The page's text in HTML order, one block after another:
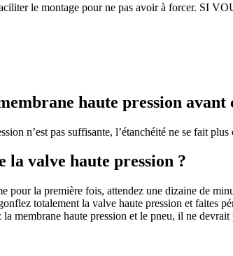
le montage pour ne pas avoir à forcer.
haute pression avant
n’est pas suffisante, l’étanchéité ne se fait
valve haute pression ?
la première fois, attendez une dizaine de
totalement la valve haute pression et faites
membrane haute pression et le pneu, il ne